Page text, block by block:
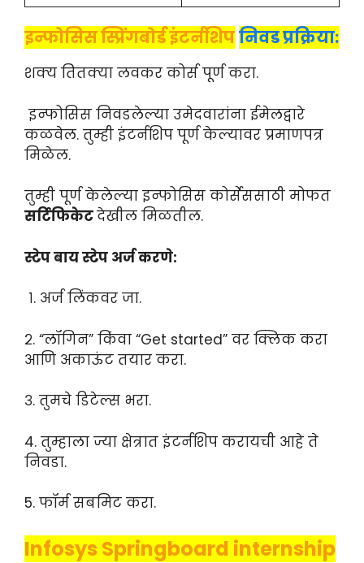
इन्फोसिस स्प्रिंगबोर्ड इंटर्नशिपनिवड प्रक्रिया:
शक्य तितक्या लवकर कोर्स पूर्ण करा.
इन्फोसिस निवडलेल्या उमेदवारांना ईमेलद्वारे
कळवेल. तुम्ही इंटर्नशिप पूर्ण केल्यावर प्रमाणपत्र
मिळेल.
तुम्ही पूर्ण केलेल्या इन्फोसिस कोर्सेससाठी मोफत
सर्टिफिकेटदेखील मिळतील.
स्टेप बाय स्टेप अर्ज करणे:
१. अर्ज लिंकवर जा.
२. “लॉगिन” किंवा “Get started” वर क्लिक करा
आणि अकाऊंट तयार करा.
३. तुमचे डिटेल्स भरा.
4. तुम्हाला ज्या क्षेत्रात इंटर्नशिप करायची आहे ते
निवडा.
5. फॉर्म सबमिट करा.
Infosys Springboard internship